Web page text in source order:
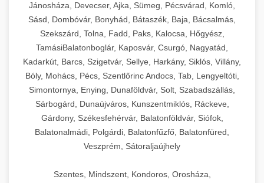
Jánosháza, Devecser, Ajka, Sümeg, Pécsvárad, Komló,
Sásd, Dombóvár, Bonyhád, Bátaszék, Baja, Bácsalmás,
Szekszárd, Tolna, Fadd, Paks, Kalocsa, Hőgyész,
TamásiBalatonboglár, Kaposvár, Csurgó, Nagyatád,
Kadarkút, Barcs, Szigetvár, Sellye, Harkány, Siklós, Villány,
Bóly, Mohács, Pécs, Szentlőrinc Andocs, Tab, Lengyeltóti,
Simontornya, Enying, Dunaföldvár, Solt, Szabadszállás,
Sárbogárd, Dunaújváros, Kunszentmiklós, Ráckeve,
Gárdony, Székesfehérvár, Balatonföldvár, Siófok,
Balatonalmádi, Polgárdi, Balatonfűzfő, Balatonfüred,
Veszprém, Sátoraljaújhely
Szentes, Mindszent, Kondoros, Orosháza,